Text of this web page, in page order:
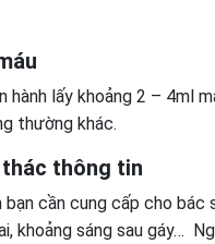
hành lấy khoảng 2 – 4ml
thường khác.
thác thông tin
cần cung cấp cho bác
khoảng sáng sau gáy…